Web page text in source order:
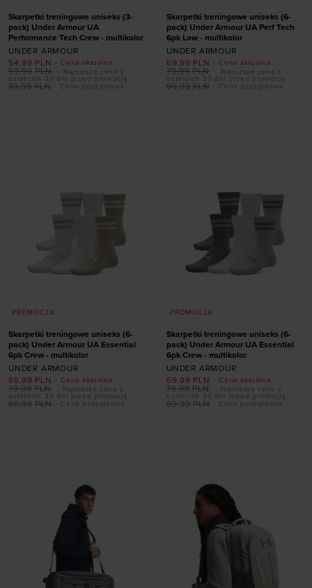
Skarpetki treningowe uniseks (3-
pack) Under Armour UA
Performance Tech Crew - multikolor
UNDER ARMOUR
- Cena aktualna
54,99 PLN
- Cena początkowa
79,99 PLN
59,99 PLN
- Najniższa cena z
ostatnich 30 dni przed promocją
Skarpetki treningowe uniseks (6-
pack) Under Armour UA Perf Tech
6pk Low - multikolor
UNDER ARMOUR
- Cena aktualna
69,99 PLN
- Cena początkowa
99,99 PLN
79,99 PLN
- Najniższa cena z
ostatnich 30 dni przed promocją
PROMOCJA
Skarpetki treningowe uniseks (6-
pack) Under Armour UA Essential
6pk Crew - multikolor
UNDER ARMOUR
- Cena aktualna
69,99 PLN
- Cena początkowa
99,99 PLN
79,99 PLN
- Najniższa cena z
ostatnich 30 dni przed promocją
PROMOCJA
Skarpetki treningowe uniseks (6-
pack) Under Armour UA Essential
6pk Crew - multikolor
UNDER ARMOUR
- Cena aktualna
69,99 PLN
- Cena początkowa
99,99 PLN
79,99 PLN
- Najniższa cena z
ostatnich 30 dni przed promocją